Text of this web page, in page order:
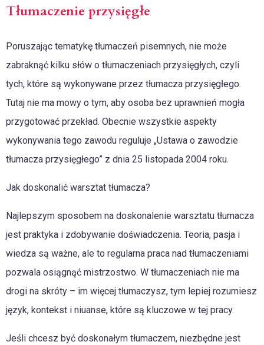
Tłumaczenie przysięgłe
Poruszając tematykę tłumaczeń pisemnych, nie może
zabraknąć kilku słów o tłumaczeniach przysięgłych, czyli
tych, które są wykonywane przez tłumacza przysięgłego.
Tutaj nie ma mowy o tym, aby osoba bez uprawnień mogła
przygotować przekład. Obecnie wszystkie aspekty
wykonywania tego zawodu reguluje „Ustawa o zawodzie
tłumacza przysięgłego” z dnia 25 listopada 2004 roku.
Jak doskonalić warsztat tłumacza?
Najlepszym sposobem na doskonalenie warsztatu tłumacza
jest praktyka i zdobywanie doświadczenia. Teoria, pasja i
wiedza są ważne, ale to regularna praca nad tłumaczeniami
pozwala osiągnąć mistrzostwo. W tłumaczeniach nie ma
drogi na skróty – im więcej tłumaczysz, tym lepiej rozumiesz
język, kontekst i niuanse, które są kluczowe w tej pracy.
Jeśli chcesz być doskonałym tłumaczem, niezbędne jest